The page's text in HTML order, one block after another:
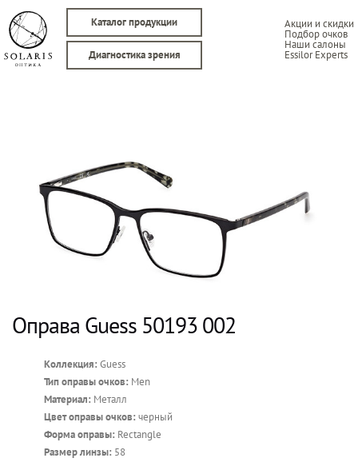
Каталог продукции Акции и скидки
Подбор очков
Наши салоны
Essilor Experts
Диагностика зрения
Оправа Guess 50193 002
Коллекция: Guess
Тип оправы очков: Men
Материал: Металл
Цвет оправы очков: черный
Форма оправы: Rectangle
Размер линзы: 58